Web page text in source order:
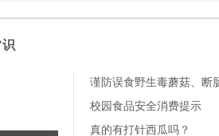
谨防误食野生毒蘑菇、断
校园食品安全消费提示
真的有打针西瓜吗？